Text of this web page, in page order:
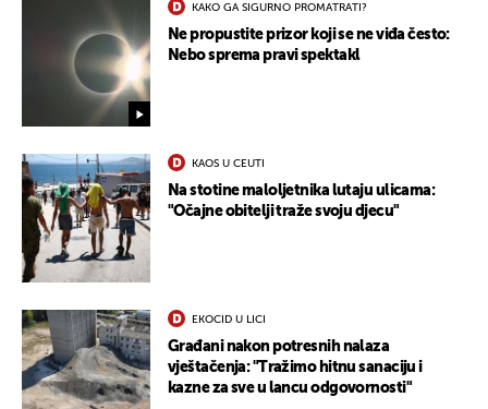
KAKO GA SIGURNO PROMATRATI?
Ne propustite prizor koji se ne viđa često:
Nebo sprema pravi spektakl
KAOS U CEUTI
Na stotine maloljetnika lutaju ulicama:
"Očajne obitelji traže svoju djecu"
EKOCID U LICI
Građani nakon potresnih nalaza
vještačenja: "Tražimo hitnu sanaciju i
kazne za sve u lancu odgovornosti"